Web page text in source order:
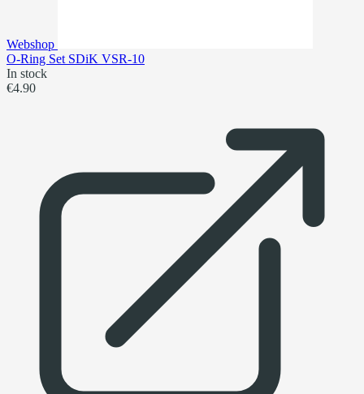
Webshop
O-Ring Set SDiK VSR-10
In stock
€4.90